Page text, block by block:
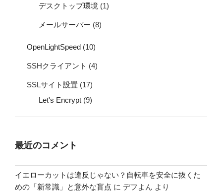
デスクトップ環境 (1)
メールサーバー (8)
OpenLightSpeed (10)
SSHクライアント (4)
SSLサイト設置 (17)
Let's Encrypt (9)
最近のコメント
イエローカットは違反じゃない？自転車を安全に抜くた
めの「新常識」と意外な盲点 に デフよん より